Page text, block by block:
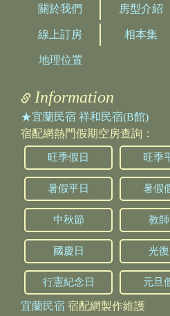
回覆：
旅客訂單的部分，
個工作天會完成。
再請您明天看看有
訪客：
主題：
有問題
內容：
私密留言，只有版
回覆：
您好，沒問題，確
們的聯絡方式，歡
訪客：
崔凱
主題：
關於入住
內容：
1.你好我想請一下
人包棟嗎
2.想請問一下8人兩
回覆：
您好，
我們的房型都是四
八人包棟，我們提
關於我們 房型介紹
線上訂房 相本集
地理位置
Information
★宜蘭民宿 祥和民宿(B館)
宿配網熱門假期空房查詢：
旺季假日 旺季
暑假平日 暑假
中秋節 教
國慶日 光
行憲紀念日 元旦
宜蘭民宿 宿配網製作維護